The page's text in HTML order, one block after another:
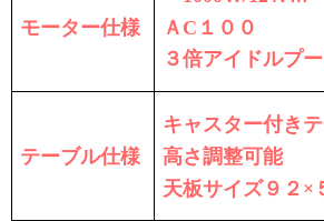
モーター仕様
ＡC １００
３倍アイドルプ
テーブル仕様
キャスター付き
高さ調整可能
天板サイズ９２×